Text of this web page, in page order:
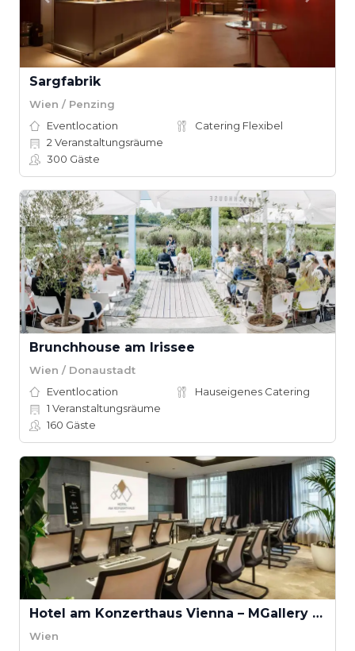
Sargfabrik
Wien / Penzing
Eventlocation
Catering Flexibel
2 Veranstaltungsräume
300 Gäste
Brunchhouse am Irissee
Wien / Donaustadt
Eventlocation
Hauseigenes Catering
1 Veranstaltungsräume
160 Gäste
Hotel am Konzerthaus Vienna – MGallery Collection
Wien